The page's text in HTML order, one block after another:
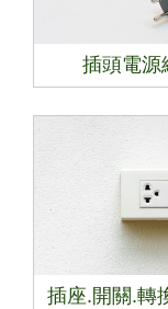
插頭電源
插座.開關.轉